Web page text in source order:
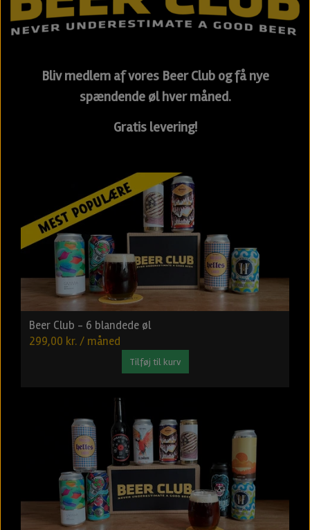
Bliv medlem af vores Beer Club og få nye
spændende øl hver måned.
Gratis levering!
Beer Club - 6 blandede øl
299,00 kr. / måned
Tilføj til kurv